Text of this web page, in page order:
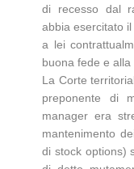
di recesso dal
abbia esercitato
a lei
buona fede e alla
La Corte
preponente di
manager era
mantenimento
di stock options)